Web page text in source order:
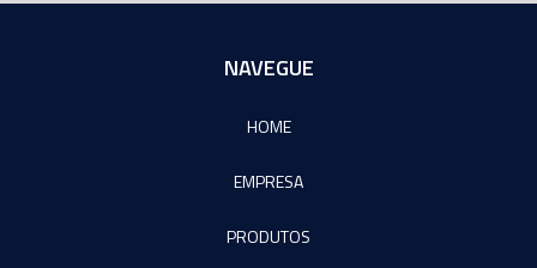
NAVEGUE
HOME
EMPRESA
PRODUTOS